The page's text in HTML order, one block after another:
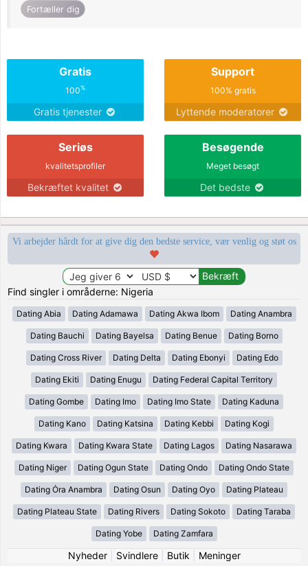
Fortæller dig
Gratis
100%
Gratis tjenester
Support
100% gratis
Lyttende moderatorer
Seriøs
kvalitetsprofiler
Bekræftet kvalitet
Besøgende
Meget besøgt
Det bedste
Vi arbejder hårdt for at give dig den bedste service, vær venlig og støt os
Find singler i områderne: Nigeria
Dating Abia Dating Adamawa Dating Akwa Ibom Dating Anambra
Dating Bauchi Dating Bayelsa Dating Benue Dating Borno
Dating Cross River Dating Delta Dating Ebonyi Dating Edo
Dating Ekiti Dating Enugu Dating Federal Capital Territory
Dating Gombe Dating Imo Dating Imo State Dating Kaduna
Dating Kano Dating Katsina Dating Kebbi Dating Kogi
Dating Kwara Dating Kwara State Dating Lagos Dating Nasarawa
Dating Niger Dating Ogun State Dating Ondo Dating Ondo State
Dating Ȯra Anambra Dating Osun Dating Oyo Dating Plateau
Dating Plateau State Dating Rivers Dating Sokoto Dating Taraba
Dating Yobe Dating Zamfara
Nyheder| Svindlere| Butik
Meninger